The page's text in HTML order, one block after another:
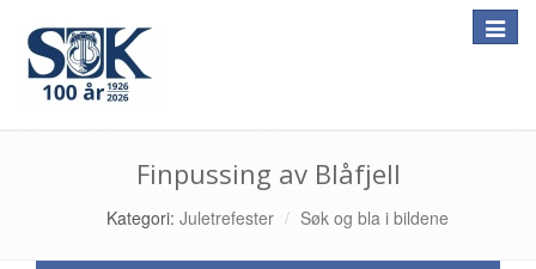
Toggle
Finpussing av Blåfjell
Kategori: Juletrefester Søk og bla i bildene